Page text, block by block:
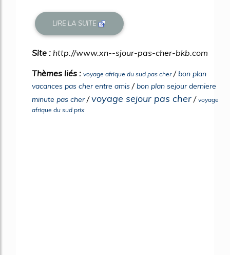
LIRE LA SUITE
Site : http://www.xn--sjour-pas-cher-bkb.com
Thèmes liés : voyage afrique du sud pas cher/bon plan
vacances pas cher entre amis /bon plan sejour derniere
minute pas cher/voyage sejour pas cher / voyage
afrique du sud prix